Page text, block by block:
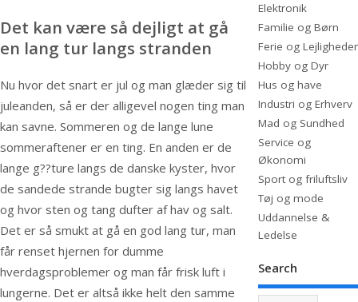
Det kan være så dejligt at gå
en lang tur langs stranden
Nu hvor det snart er jul og man glæder sig til
juleanden, så er der alligevel nogen ting man
kan savne. Sommeren og de lange lune
sommeraftener er en ting. En anden er de
lange g??ture langs de danske kyster, hvor
de sandede strande bugter sig langs havet
og hvor sten og tang dufter af hav og salt.
Det er så smukt at gå en god lang tur, man
får renset hjernen for dumme
hverdagsproblemer og man får frisk luft i
lungerne. Det er altså ikke helt den samme
Elektronik
Familie og Børn
Ferie og Lejligheder
Hobby og Dyr
Hus og have
Industri og Erhverv
Mad og Sundhed
Service og
Økonomi
Sport og friluftsliv
Tøj og mode
Uddannelse &
Ledelse
Search